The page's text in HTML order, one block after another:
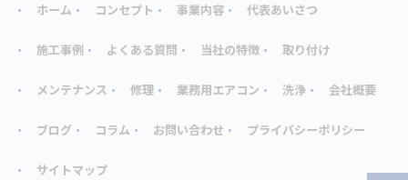
ホーム コンセプト 事業内容 代表あいさつ
施工事例 よくある質問 当社の特徴 取り付け
メンテナンス 修理 業務用エアコン 洗浄 会社概要
ブログ コラム お問い合わせ プライバシーポリシー
サイトマップ